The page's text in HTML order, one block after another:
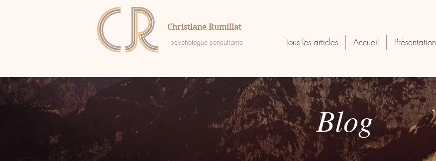
Christiane Rumillat
psychologue consultante Tous les articles Accueil Présentation
Blog